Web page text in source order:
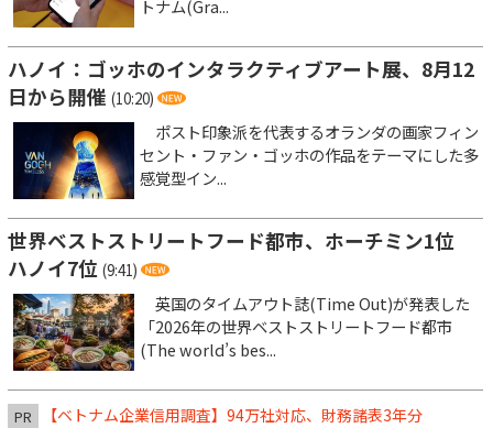
トナム(Gra...
ハノイ：ゴッホのインタラクティブアート展、8月12
日から開催 (10:20)
ポスト印象派を代表するオランダの画家フィン
セント・ファン・ゴッホの作品をテーマにした多
感覚型イン...
世界ベストストリートフード都市、ホーチミン1位
ハノイ7位 (9:41)
英国のタイムアウト誌(Time Out)が発表した
「2026年の世界ベストストリートフード都市
(The world’s bes...
PR 【ベトナム企業信用調査】94万社対応、財務諸表3年分